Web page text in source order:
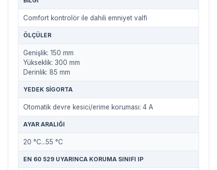
Comfort kontrolör ile dahili emniyet valfi
ÖLÇÜLER
Genişlik: 150 mm
Yükseklik: 300 mm
Derinlik: 85 mm
YEDEK SIGORTA
Otomatik devre kesici/erime koruması: 4 A
AYAR ARALIĞI
20 °C...55 °C
EN 60 529 UYARINCA KORUMA SINIFI IP